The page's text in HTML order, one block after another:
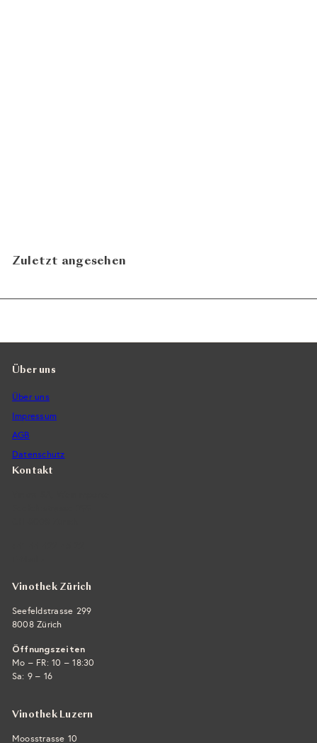
Zuletzt angesehen
Über uns
Über uns
Impressum
AGB
Datenschutz
Kontakt
Vinothek Zürich
Seefeldstrasse 299
8008 Zürich
Öffnungszeiten
Mo – FR: 10 – 18:30
Sa: 9 – 16
Vinothek Luzern
Moosstrasse 10